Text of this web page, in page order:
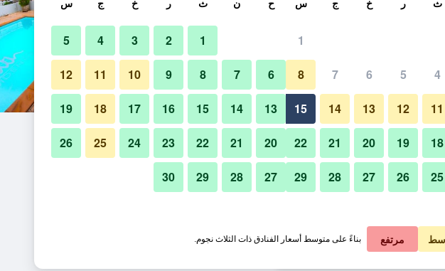
في الليلة
79 ﷼ عرض الصفقة
96 ﷼ عرض الصفقة
حوض السباحة
صور لـ سميث ريزيدانس
ث ر خ ج س
1
4
5
6
7
8
11
12
13
14
15
18
19
20
21
22
25
26
27
28
29
ح ن ث ر خ ج س
1
2
3
4
5
6
7
8
9
10
11
12
13
14
15
16
17
18
19
20
21
22
23
24
25
26
27
28
29
30
مرتفع بناءً على متوسط أسعار الفنادق ذات الثلاث نجوم.